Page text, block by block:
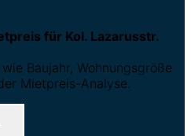
für Kol. Lazarusstr.
Baujahr, Wohnungsgröße
Mietpreis-Analyse.